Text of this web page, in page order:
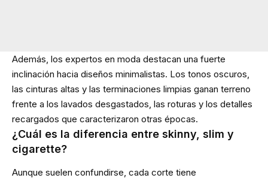
Además, los expertos en moda destacan una fuerte
inclinación hacia diseños minimalistas. Los tonos oscuros,
las cinturas altas y las terminaciones limpias ganan terreno
frente a los lavados desgastados, las roturas y los detalles
recargados que caracterizaron otras épocas.
¿Cuál es la diferencia entre skinny, slim y
cigarette?
Aunque suelen confundirse, cada corte tiene